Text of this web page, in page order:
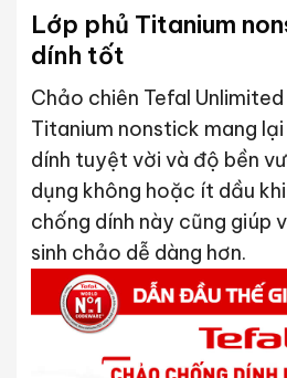
Lớp phủ Titanium
dính tốt
Chảo chiên Tefal
Titanium nonstick mang
dính tuyệt vời và độ bền
dụng không hoặc ít dầu
chống dính này cũng giúp
sinh chảo dễ dàng hơn.